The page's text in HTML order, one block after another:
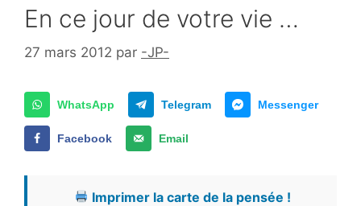
En ce jour de votre vie …
27 mars 2012 par -JP-
WhatsApp Telegram Messenger
Facebook Email
Imprimer la carte de la pensée !